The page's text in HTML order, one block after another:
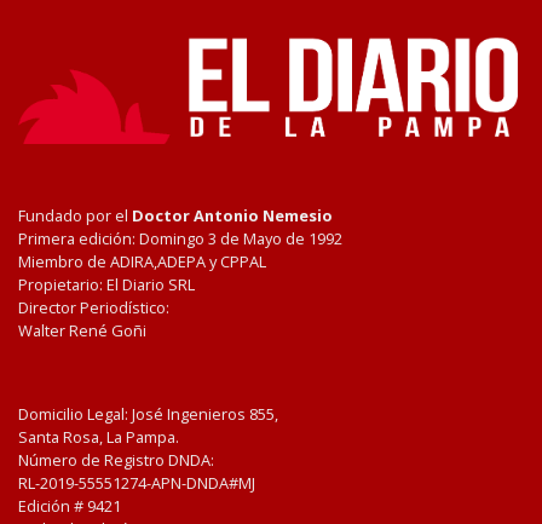
Fundado por el Doctor Antonio Nemesio
Primera edición: Domingo 3 de Mayo de 1992
Miembro de ADIRA,ADEPA y CPPAL
Propietario: El Diario SRL
Director Periodístico:
Walter René Goñi
Domicilio Legal: José Ingenieros 855,
Santa Rosa, La Pampa.
Número de Registro DNDA:
RL-2019-55551274-APN-DNDA#MJ
Edición # 9421